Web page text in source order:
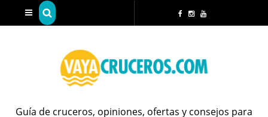
Guía de cruceros, opiniones, ofertas y consejos para